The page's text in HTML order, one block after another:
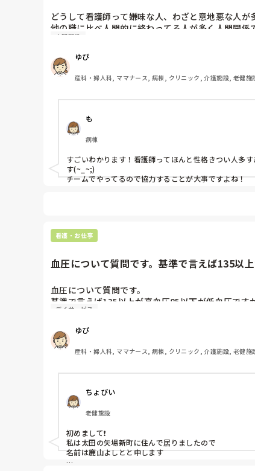
どうして看護師って嫌味な人、わざと意地悪な人が
他の職に比べ人間的に終わってる人が多く人間関係
互いにフォローし合って、楽しく仕事したいです。
ですが医療現場なので適度な緊張感は必要です。
本当に不思議です。
人間関係
ゆぴ
産科・婦人科, ママナース, 病棟, クリニック, 介護施設, 老健
も
病棟
すごいわかります！看護師ってほんと性格きつい人多
す(~_~;)
チームでやってるので協力することが大事ですよね！
看護・お仕事
血圧について質問です。基準で言えば135以
血圧について質問です。
基準で言えば135以上が高血圧85以下が低血圧で
デイサービス
ゆぴ
産科・婦人科, ママナース, 病棟, クリニック, 介護施設, 老健
ちょびい
老健施設
初めまして❗
私は太田の矢場新町に住んで居りましたので
名前は鹿山よしとと申します